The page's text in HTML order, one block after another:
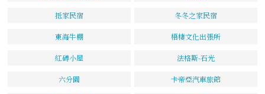
抵家民宿 冬冬之家民宿
東海牛棚 梧棲文化出張所
紅磚小屋 法格斯-石光
六分園 卡帝亞汽車旅館